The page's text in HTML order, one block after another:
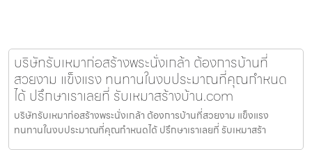
บริษัทรับเหมาก่อสร้างพระนั่งเกล้า ต้องการบ้านที่
สวยงาม แข็งแรง ทนทานในงบประมาณที่คุณกำหนด
ได้ ปรึกษาเราเลยที่ รับเหมาสร้างบ้าน.com
บริษัทรับเหมาก่อสร้างพระนั่งเกล้า ต้องการบ้านที่สวยงาม แข็งแรง
ทนทานในงบประมาณที่คุณกำหนดได้ ปรึกษาเราเลยที่ รับเหมาสร้า